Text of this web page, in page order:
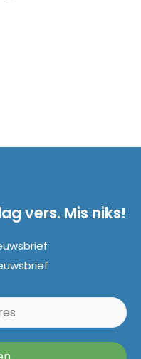
vers. Mis niks!